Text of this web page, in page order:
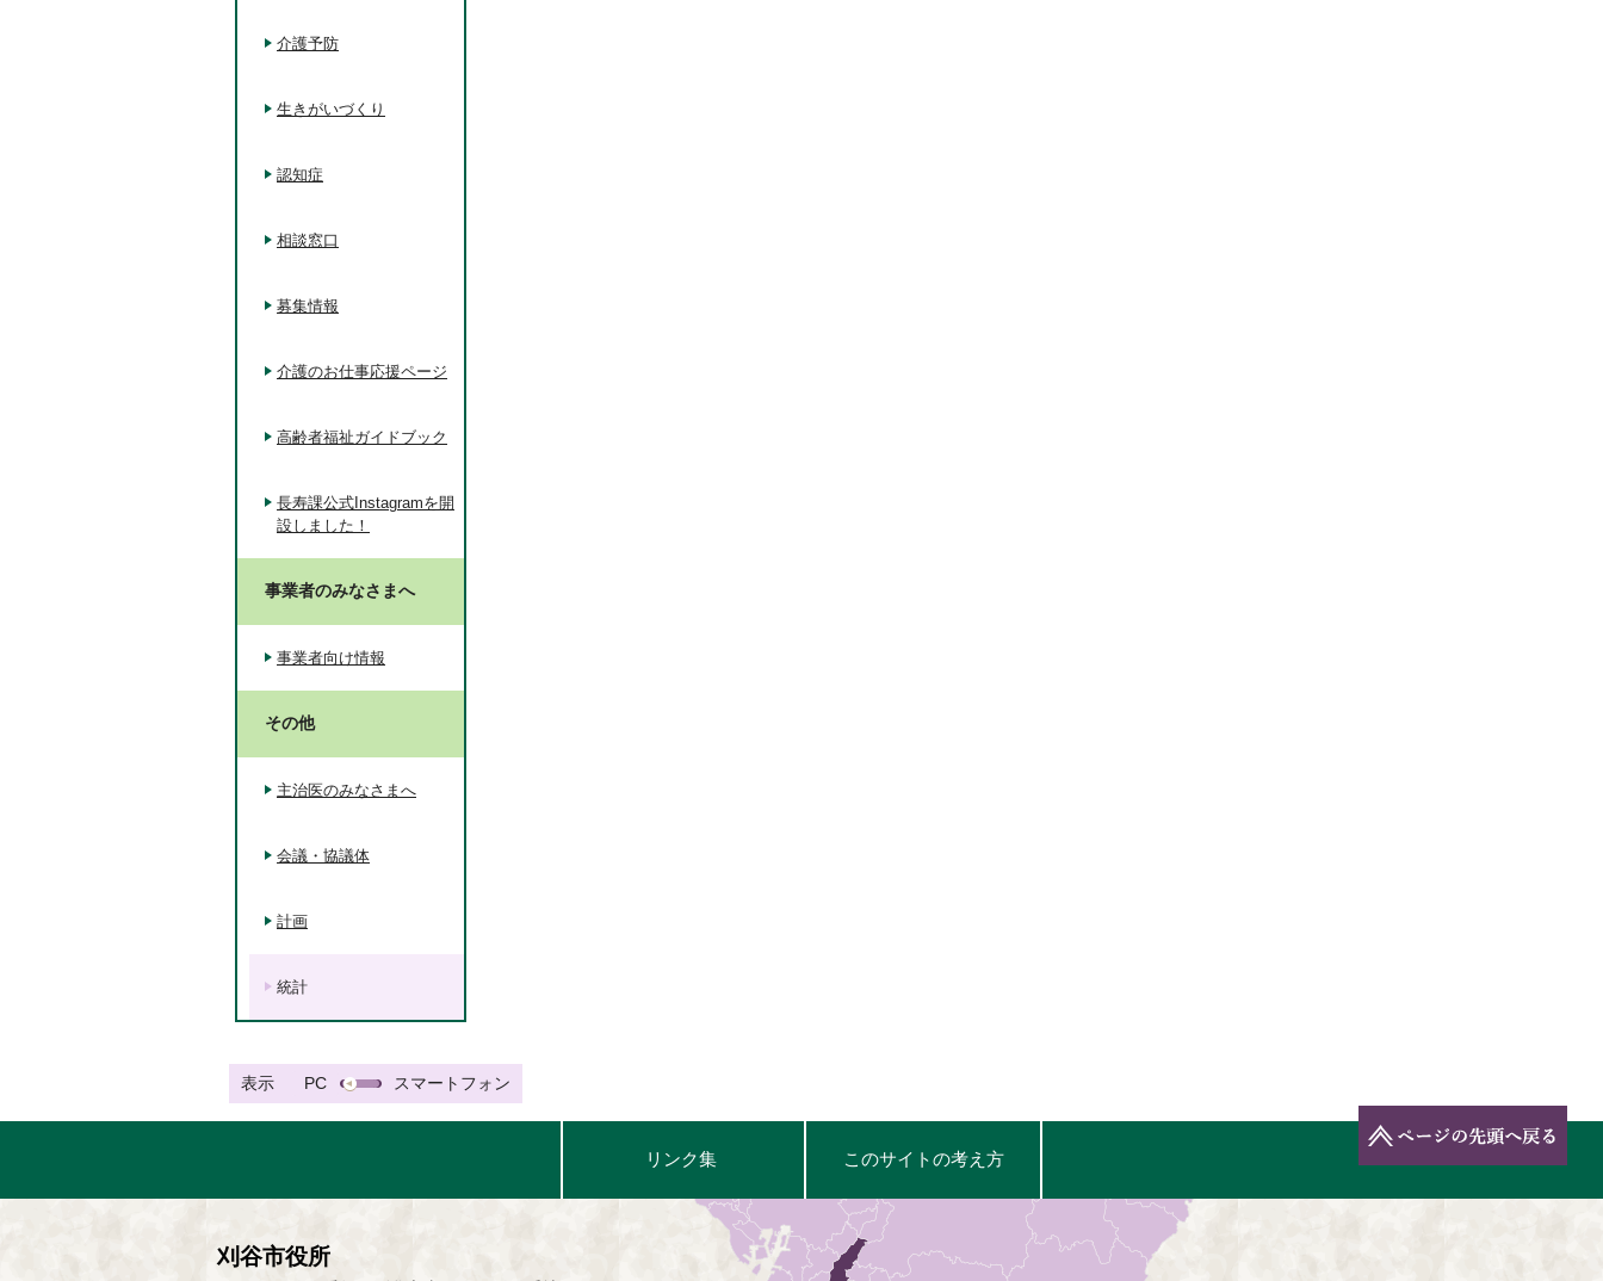
介護予防
生きがいづくり
認知症
相談窓口
募集情報
介護のお仕事応援ページ
高齢者福祉ガイドブック
長寿課公式Instagramを開
設しました！
事業者のみなさまへ
事業者向け情報
その他
主治医のみなさまへ
会議・協議体
計画
統計
表示 PC スマートフォン
リンク集 このサイトの考え方
刈谷市役所